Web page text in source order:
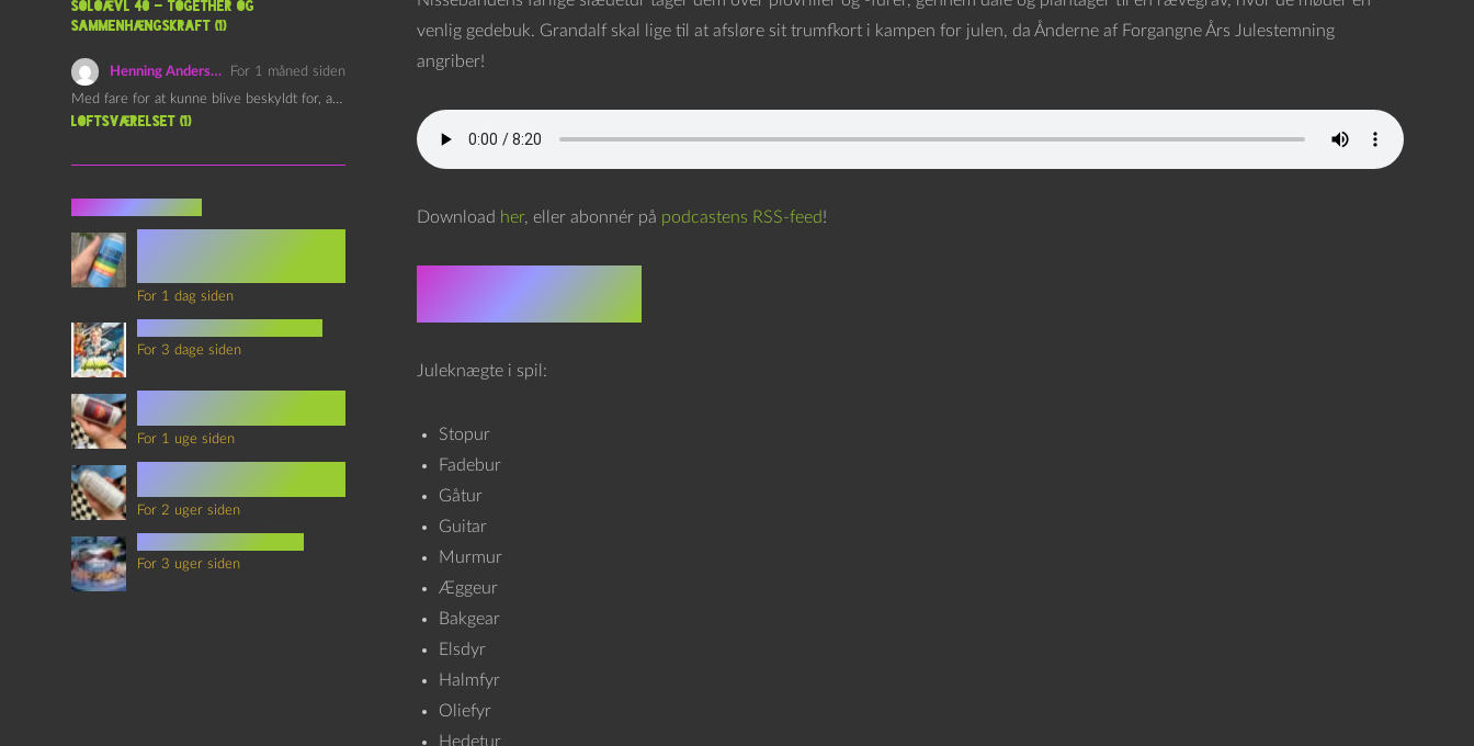
venlig gedebuk. Grandalf skal lige til at afsløre sit trumfkort i kampen for julen, da Ånderne af Forgangne Års Julestemning
angriber!
Download her, eller abonnér på podcastens RSS-feed!
Doom scroll
Juleknægte i spil:
Stopur
Fadebur
Gåtur
Guitar
Murmur
Æggeur
Bakgear
Elsdyr
Halmfyr
Oliefyr
Hedetur
Soloævl 40 – Together og
sammenhængskraft (1)
Henning Andersen
For 1 måned siden
Med fare for at kunne blive beskyldt for, at være…
Loftsværelset (1)
For 1 dag siden
For 3 dage siden
For 1 uge siden
For 2 uger siden
For 3 uger siden